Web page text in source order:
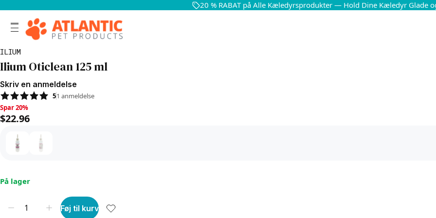
20 % RABAT på Alle Kæledyrsprodukter — Hold Dine Kæledyr Glade
ILIUM
Ilium Oticlean 125 ml
Skriv en anmeldelse
51 anmeldelse
Spar 20%, $22.96
Spar 20%
$22.96
På lager
Føj til kurv